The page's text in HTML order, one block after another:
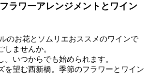
ラワーアレンジメントとワイン
のお花とソムリエおススメのワインで
しませんか。
。いつからでも始められます。
を望む西新橋。季節のフラワーとワイン